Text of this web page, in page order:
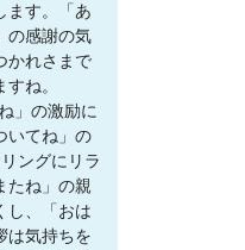
ます。「あ
の感謝の気
かれさまで
ね。
」の激励に
いてね」の
ングにリラ
たね」の親
し、「おは
は気持ちを